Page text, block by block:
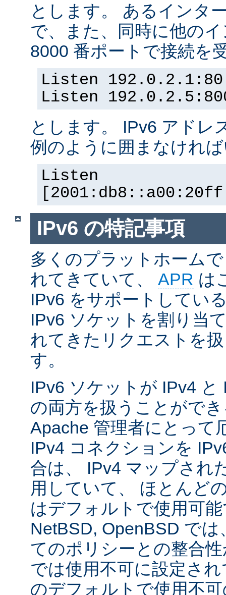
とします。 あるインタ
で、また、同時に他の
8000 番ポートで接続を
Listen 192.0.2.1:80
Listen
とします。 IPv6 アドレ
例のように囲まなけれ
Listen
IPv6 の特記事項
多くのプラットホーム
れてきていて、 APR は
IPv6 をサポートしてい
IPv6 ソケットを割り当
れてきたリクエストを
す。
IPv6 ソケットが IPv4
の両方を扱うことがで
Apache 管理者にとって
IPv4 コネクションを
合は、 IPv4 マップされ
用していて、 ほとんど
はデフォルトで使用可
NetBSD, OpenBSD で
てのポリシーとの整合
では使用不可に設定さ
のデフォルトで使用不